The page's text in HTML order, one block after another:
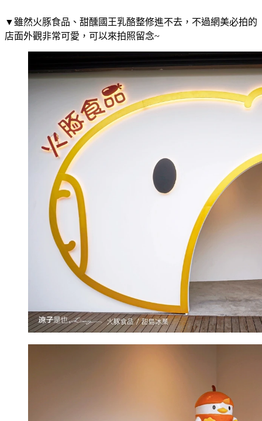
▼雖然火豚食品、甜醺國王乳酪整修進不去，不過網美必拍的
店面外觀非常可愛，可以來拍照留念~